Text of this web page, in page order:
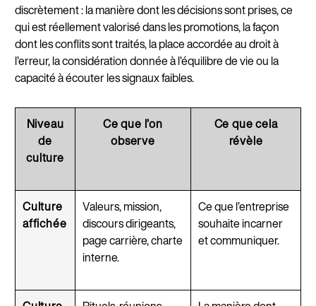
discrètement : la manière dont les décisions sont prises, ce
qui est réellement valorisé dans les promotions, la façon
dont les conflits sont traités, la place accordée au droit à
l’erreur, la considération donnée à l’équilibre de vie ou la
capacité à écouter les signaux faibles.
Niveau
de
culture
Ce que l’on
observe
Ce que cela
révèle
Culture
affichée
Valeurs, mission,
discours dirigeants,
page carrière, charte
interne.
Ce que l’entreprise
souhaite incarner
et communiquer.